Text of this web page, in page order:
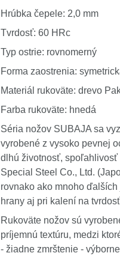
Hrúbka čepele: 2,0 mm
Tvrdosť: 60 HRc
Typ ostrie: rovnomerný
Forma zaostrenia:
Materiál rukoväte: drevo
Farba rukoväte: hnedá
Séria nožov SUBAJA sa
vyrobené z vysoko pevnej
dlhú životnosť, spoľahlivosť
Special Steel Co., Ltd.
rovnako ako mnoho
hrany aj pri kalení na
Rukoväte nožov sú
príjemnú textúru, medzi
- žiadne zmrštenie -